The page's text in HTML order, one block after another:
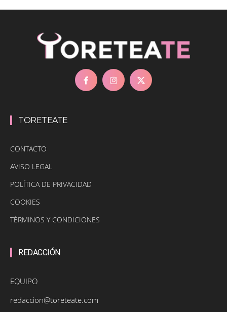
TORETEATE
CONTACTO
AVISO LEGAL
POLÍTICA DE PRIVACIDAD
COOKIES
TÉRMINOS Y CONDICIONES
REDACCIÓN
EQUIPO
redaccion@toreteate.com